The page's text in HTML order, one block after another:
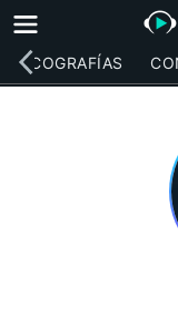
DISCOGRAFÍAS